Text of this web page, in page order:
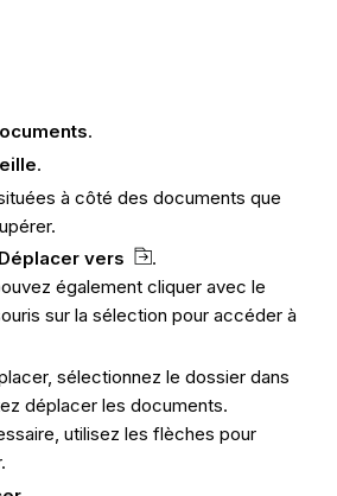
.
.
à côté des documents que
Déplacer vers
.
également cliquer avec le
sur la sélection pour accéder à
sélectionnez le dossier dans
déplacer les documents.
utilisez les flèches pour